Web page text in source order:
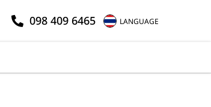
098 409 6465 LANGUAGE